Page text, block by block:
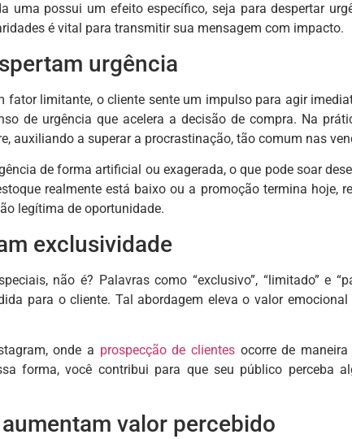
uma possui um efeito específico, seja para despertar
é vital para transmitir sua mensagem com impacto.
urgência
fator limitante, o cliente sente um impulso para agir
de urgência que acelera a decisão de compra. Na
auxiliando a superar a procrastinação, tão comum nas
de forma artificial ou exagerada, o que pode soar
realmente está baixo ou a promoção termina hoje,
legítima de oportunidade.
exclusividade
não é? Palavras como “exclusivo”, “limitado” e
para o cliente. Tal abordagem eleva o valor
onde a prospecção de clientesocorre de maneira
forma, você contribui para que seu público perceba
valor percebido